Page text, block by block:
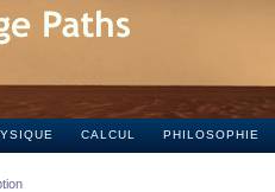
CALCUL PHILOSOPHIE